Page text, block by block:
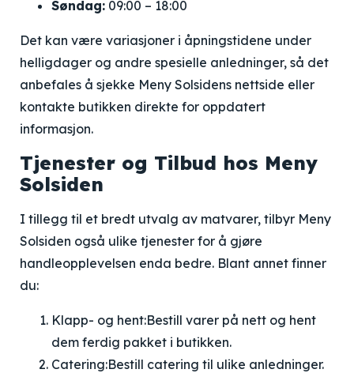
Søndag: 09:00 – 18:00
Det kan være variasjoner i åpningstidene under
helligdager og andre spesielle anledninger, så det
anbefales å sjekke Meny Solsidens nettside eller
kontakte butikken direkte for oppdatert
informasjon.
Tjenester og Tilbud hos Meny
Solsiden
I tillegg til et bredt utvalg av matvarer, tilbyr Meny
Solsiden også ulike tjenester for å gjøre
handleopplevelsen enda bedre. Blant annet finner
du:
Klapp- og hent:Bestill varer på nett og hent
dem ferdig pakket i butikken.
Catering:Bestill catering til ulike anledninger.